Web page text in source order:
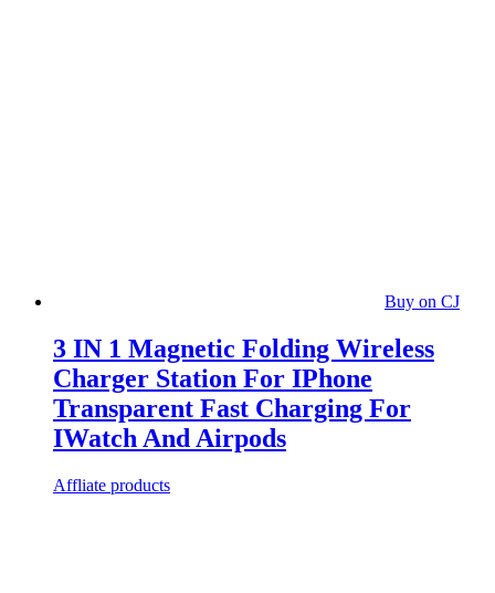
Buy on CJ
3 IN 1 Magnetic Folding Wireless
Charger Station For IPhone
Transparent Fast Charging For
IWatch And Airpods
Affliate products